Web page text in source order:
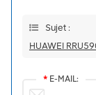
Sujet :
* E-MAIL: